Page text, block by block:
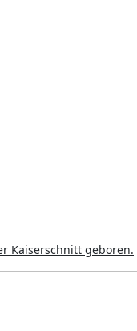
Kaiserschnitt geboren.